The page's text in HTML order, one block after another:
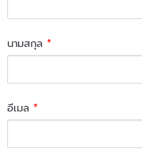
นามสกุล*
อีเมล*